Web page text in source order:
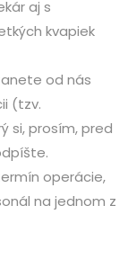
aj s
kvapiek
od nás
(tzv.
si, prosím, pred
operácie,
na jednom z